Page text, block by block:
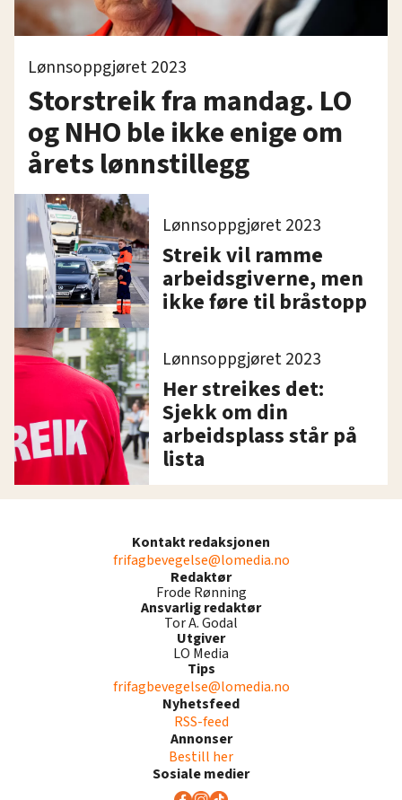
Lønnsoppgjøret 2023
Storstreik fra mandag. LO
og NHO ble ikke enige om
årets lønnstillegg
Lønnsoppgjøret 2023
Streik vil ramme
arbeidsgiverne, men
ikke føre til bråstopp
Lønnsoppgjøret 2023
Her streikes det:
Sjekk om din
arbeidsplass står på
lista
Kontakt redaksjonen
frifagbevegelse@lomedia.no
Redaktør
Frode Rønning
Ansvarlig redaktør
Tor A. Godal
Utgiver
LO Media
Tips
frifagbevegelse@lomedia.no
Nyhetsfeed
RSS-feed
Annonser
Bestill her
Sosiale medier